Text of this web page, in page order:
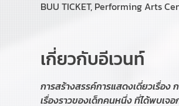
BUU TICKET, Performing Arts
เกี่ยวกับอีเวนท์
การสร้างสรรค์การแสดงเดี่ยวเรื่อง
เรื่องราวของเด็กคนหนึ่ง ที่ได้พบเจ